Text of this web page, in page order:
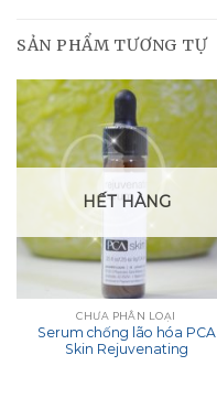
SẢN PHẨM TƯƠNG TỰ
HẾT HÀNG
CHƯA PHÂN LOẠI
Serum chống lão hóa PCA
Skin Rejuvenating